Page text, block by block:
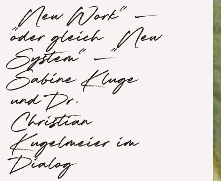
„New Work“ –
oder gleich „New
System“ –
Sabine Kluge
und Dr.
Christian
Kugelmeier im
Dialog